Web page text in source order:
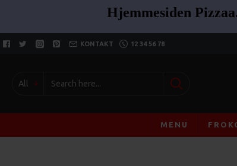
Hjemmesiden
KONTAKT 12 34 56 78
All
MENU